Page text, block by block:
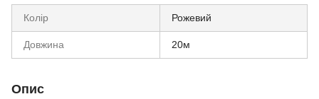
Колір Рожевий
Довжина 20м
Опис